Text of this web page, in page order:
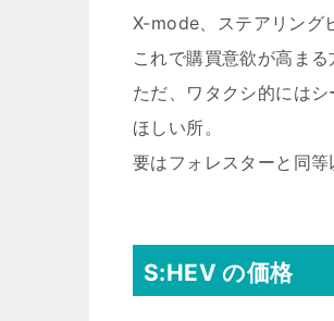
X-mode、ステアリング
これで購買意欲が高まる
ただ、ワタクシ的には
ほしい所。
要はフォレスターと同等
S:HEV の価格